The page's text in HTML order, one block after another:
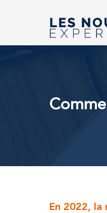
En 2022, la